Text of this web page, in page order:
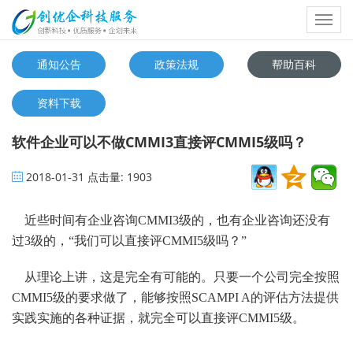
通知公告
政策法规 帮助百科
资料下载
软件企业可以不做CMMI3直接评CMMI5级吗？
2018-01-31 点击量: 1903
近些时间有企业咨询CMMI3级的，也有企业咨询还没有
过3级的，“我们可以直接评CMMI5级吗？”
从理论上讲，这是完全有可能的。只要一个公司完全按照
CMMI5级的要求做了，能够按照SCAMPI A的评估方法提供
实践实施的各种证据，就完全可以直接评CMMI5级。